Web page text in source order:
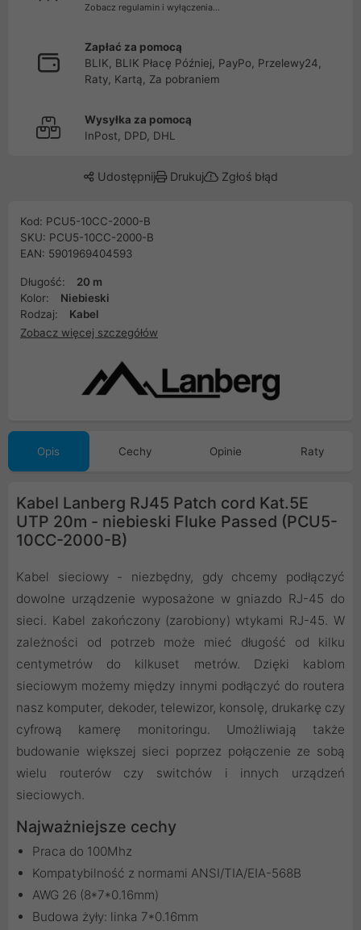
Zobacz regulamin i wyłączenia...
Zapłać za pomocą
BLIK, BLIK Płacę Później, PayPo, Przelewy24,
Raty, Kartą, Za pobraniem
Wysyłka za pomocą
InPost, DPD, DHL
Udostępnij Drukuj Zgłoś błąd
Kod: PCU5-10CC-2000-B
SKU: PCU5-10CC-2000-B
EAN: 5901969404593
Długość:
20 m
Kolor:
Niebieski
Rodzaj:
Kabel
Zobacz więcej szczegółów
Opis Cechy Opinie Raty
Kabel Lanberg RJ45 Patch cord Kat.5E
UTP 20m - niebieski Fluke Passed (PCU5-
10CC-2000-B)
Kabel sieciowy - niezbędny, gdy chcemy podłączyć
dowolne urządzenie wyposażone w gniazdo RJ-45 do
sieci. Kabel zakończony (zarobiony) wtykami RJ-45. W
zależności od potrzeb może mieć długość od kilku
centymetrów do kilkuset metrów. Dzięki kablom
sieciowym możemy między innymi podłączyć do routera
nasz komputer, dekoder, telewizor, konsolę, drukarkę czy
cyfrową kamerę monitoringu. Umożliwiają także
budowanie większej sieci poprzez połączenie ze sobą
wielu routerów czy switchów i innych urządzeń
sieciowych.
Najważniejsze cechy
Praca do 100Mhz
Kompatybilność z normami ANSI/TIA/EIA-568B
AWG 26 (8*7*0.16mm)
Budowa żyły: linka 7*0.16mm